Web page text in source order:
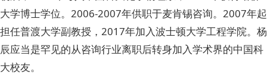
大学博士学位。2006-2007年供职于麦肯锡咨询。2007年起
担任普渡大学副教授，2017年加入波士顿大学工程学院。杨
辰应当是罕见的从咨询行业离职后转身加入学术界的中国科
大校友。